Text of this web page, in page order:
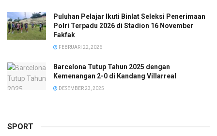
Puluhan Pelajar Ikuti Binlat Seleksi Penerimaan
Polri Terpadu 2026 di Stadion 16 November
Fakfak
FEBRUARI 22, 2026
Barcelona Tutup Tahun 2025 dengan
Kemenangan 2-0 di Kandang Villarreal
DESEMBER 23, 2025
SPORT